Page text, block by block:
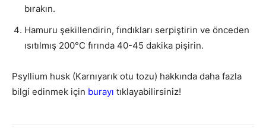
bırakın.
Hamuru şekillendirin, fındıkları serpiştirin ve önceden
ısıtılmış 200°C fırında 40-45 dakika pişirin.
Psyllium husk (Karnıyarık otu tozu) hakkında daha fazla
bilgi edinmek için burayı tıklayabilirsiniz!